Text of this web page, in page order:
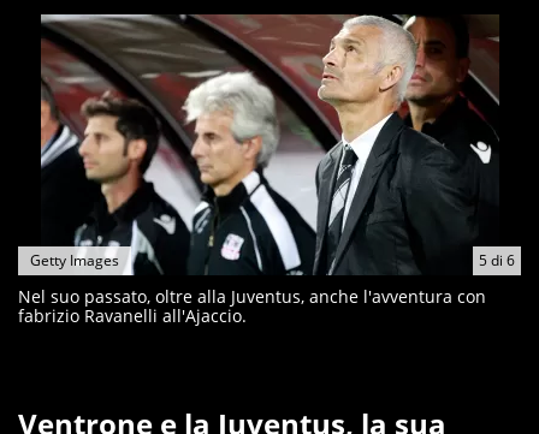
5di 6
Getty Images
Nel suo passato, oltre alla Juventus, anche l'avventura con
fabrizio Ravanelli all'Ajaccio.
Ventrone e la Juventus, la sua